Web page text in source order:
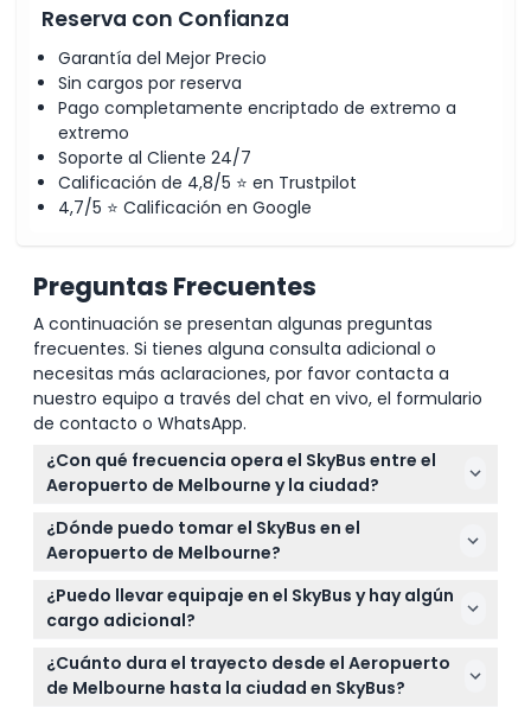
Reserva con Confianza
Garantía del Mejor Precio
Sin cargos por reserva
Pago completamente encriptado de extremo a
extremo
Soporte al Cliente 24/7
Calificación de 4,8/5 ⭐ en Trustpilot
4,7/5 ⭐ Calificación en Google
Preguntas Frecuentes
A continuación se presentan algunas preguntas
frecuentes. Si tienes alguna consulta adicional o
necesitas más aclaraciones, por favor contacta a
nuestro equipo a través del chat en vivo, el formulario
de contacto o WhatsApp.
¿Con qué frecuencia opera el SkyBus entre el
Aeropuerto de Melbourne y la ciudad?
El SkyBus sale cada 10 minutos durante las horas
pico (de 7:00 a. m. a 7:00 p. m.) y cada 15 minutos
fuera de esos horarios, funcionando diariamente
de 4:00 a. m. a 1:00 a. m. (sujeto a cambios — por
favor confirme al momento de la reserva).
¿Dónde puedo tomar el SkyBus en el
Aeropuerto de Melbourne?
Puede tomar el SkyBus en los Terminales 1, 3 y 4 del
Aeropuerto de Tullamarine de Melbourne.
Simplemente busque los letreros que indican los
puntos de recogida del SkyBus.
¿Puedo llevar equipaje en el SkyBus y hay algún
cargo adicional?
Sí, llevar equipaje a bordo es gratuito sin cargos
adicionales, lo que facilita viajar con sus maletas
¿Cuánto dura el trayecto desde el Aeropuerto
de Melbourne hasta la ciudad en SkyBus?